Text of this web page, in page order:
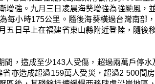
增強。九月三日凌晨海葵增強為強颱風，
每小時175公里。隨後海葵橫過台灣南部
五日早上在福建省東山縣附近登陸，隨後
間，造成至少143人受傷，超過兩萬戶停
亦造成超過159萬人受災，超過2 500間